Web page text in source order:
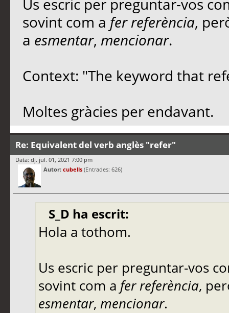
Us escric per preguntar-vos
sovint com a fer referència,
a esmentar, mencionar.
Context: "The keyword that
Moltes gràcies per endavant.
Re: Equivalent del verb anglès "refer"
Data: dj. jul. 01, 2021 7:00 pm
Autor: cubells (Entrades: 626)
S_D ha escrit:
Hola a tothom.
Us escric per preguntar-vos
sovint com a fer referència,
esmentar, mencionar.